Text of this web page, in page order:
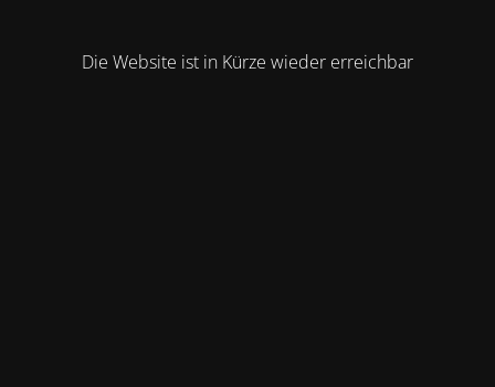
Die Website ist in Kürze wieder erreichbar